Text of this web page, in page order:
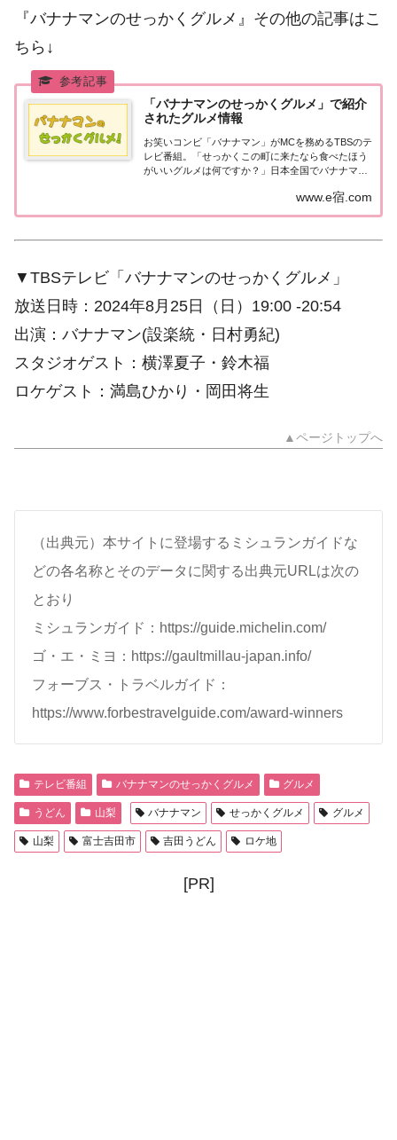
『バナナマンのせっかくグルメ』その他の記事はこ
ちら↓
「バナナマンのせっかくグルメ」で紹介
されたグルメ情報
お笑いコンビ「バナナマン」がMCを務めるTBSのテ
レビ番組。「せっかくこの町に来たなら食べたほう
がいいグルメは何ですか？」日本全国でバナナマン
www.e宿.com
▼TBSテレビ「バナナマンのせっかくグルメ」
放送日時：2024年8月25日（日）19:00 -20:54
出演：バナナマン(設楽統・日村勇紀)
スタジオゲスト：横澤夏子・鈴木福
ロケゲスト：満島ひかり・岡田将生
▲ページトップへ
（出典元）本サイトに登場するミシュランガイドな
どの各名称とそのデータに関する出典元URLは次の
とおり
ミシュランガイド：https://guide.michelin.com/
ゴ・エ・ミヨ：https://gaultmillau-japan.info/
フォーブス・トラベルガイド：
https://www.forbestravelguide.com/award-winners
テレビ番組 バナナマンのせっかくグルメ グルメ
うどん 山梨 バナナマン せっかくグルメ グルメ
山梨 富士吉田市 吉田うどん ロケ地
[PR]